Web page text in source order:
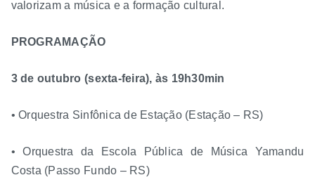
valorizam a música e a formação cultural.
PROGRAMAÇÃO
3 de outubro (sexta-feira), às 19h30min
• Orquestra Sinfônica de Estação (Estação – RS)
• Orquestra da Escola Pública de Música Yamandu
Costa (Passo Fundo – RS)